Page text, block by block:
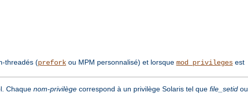
threadés (preforkou MPM personnalisé) et lorsque mod_privilegesest
Chaque nom-privilège correspond à un privilège Solaris tel que file_setid ou